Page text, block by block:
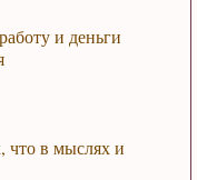
и деньги
что в мыслях и